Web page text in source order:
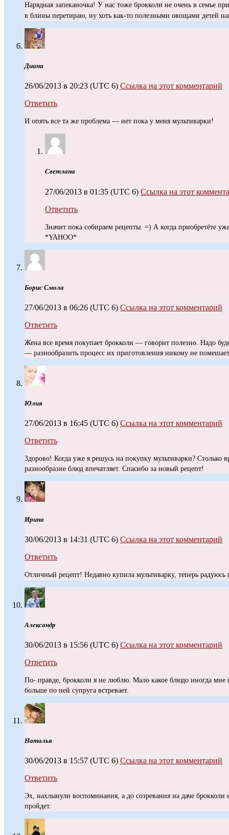
Нарядная запеканочка! У нас тоже брокколи не очень в семье
в блины перетираю, ну хоть как-то полезными овощами детей
Диана
26/06/2013 в 20:23 (UTC 6) Ссылка на этот комментарий
Ответить
И опять все та же проблема — нет пока у меня мультиварки!
Светлана
27/06/2013 в 01:35 (UTC 6) Ссылка на этот
Ответить
Значит пока собираем рецепты. =) А когда приобретёте
*YAHOO*
Борис Смола
27/06/2013 в 06:26 (UTC 6) Ссылка на этот комментарий
Ответить
Жена все время покупает брокколи — говорит полезно. Надо
— разнообразить процесс их приготовления никому не
Юлия
27/06/2013 в 16:45 (UTC 6) Ссылка на этот комментарий
Ответить
Здорово! Когда уже я решусь на покупку мультиварки? Столько
разнообразие блюд впечатляет. Спасибо за новый рецепт!
Ирина
30/06/2013 в 14:31 (UTC 6) Ссылка на этот комментарий
Ответить
Отличный рецепт! Недавно купила мультиварку, теперь радуюсь
Александр
30/06/2013 в 15:56 (UTC 6) Ссылка на этот комментарий
Ответить
По- правде, брокколи я не люблю. Мало какое блюдо иногда мне
больше по ней супруга встревает.
Наталья
30/06/2013 в 15:57 (UTC 6) Ссылка на этот комментарий
Ответить
Эх, нахлынули воспоминания, а до созревания на даче
пройдет.